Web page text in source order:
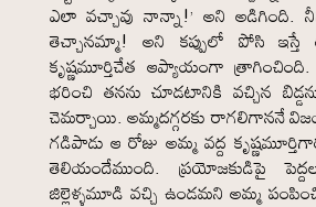
ఎలా వచ్చావు నాన్నా!’ అని అడిగింది.
తెచ్చానమ్మా! అని కప్పులో పోసి ఇస్తే
కృష్ణమూర్తిచేత ఆప్యాయంగా
భరించి తనను చూడటానికి వచ్చిన
చెమర్చాయి. అమ్మదగ్గరకు రాగలిగాననే
గడిపాడు ఆ రోజు అమ్మ వద్ద
తెలియందేముంది. ప్రయోజకుడిపై
జిల్లెళ్ళమూడి వచ్చి ఉండమని అమ్మ